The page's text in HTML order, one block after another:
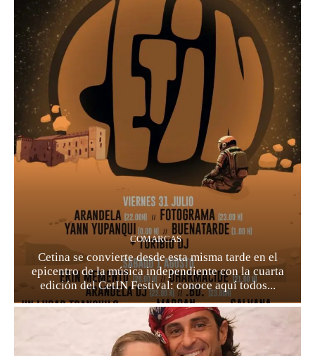
COMARCAS
Cetina se convierte desde esta misma tarde en el
epicentro de la música independiente con la cuarta
edición del CetIN Festival: conoce aquí todos...